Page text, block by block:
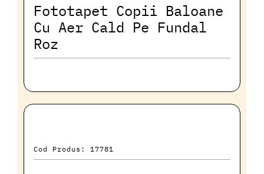
Fototapet Copii Baloane
Cu Aer Cald Pe Fundal
Roz
Cod Produs: 17781